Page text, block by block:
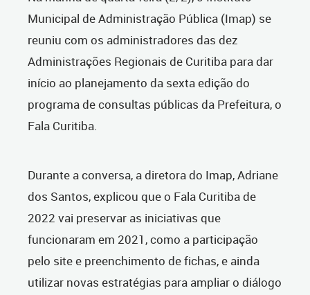
Municipal de Administração Pública (Imap) se
reuniu com os administradores das dez
Administrações Regionais de Curitiba para dar
início ao planejamento da sexta edição do
programa de consultas públicas da Prefeitura, o
Fala Curitiba.
Durante a conversa, a diretora do Imap, Adriane
dos Santos, explicou que o Fala Curitiba de
2022 vai preservar as iniciativas que
funcionaram em 2021, como a participação
pelo site e preenchimento de fichas, e ainda
utilizar novas estratégias para ampliar o diálogo